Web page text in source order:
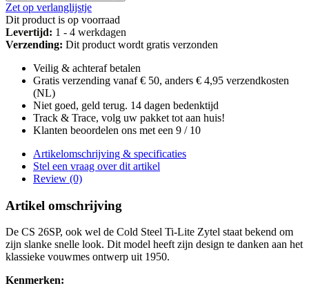
Zet op verlanglijstje
Dit product is op voorraad
Levertijd: 1 - 4 werkdagen
Verzending: Dit product wordt gratis verzonden
Veilig & achteraf betalen
Gratis verzending vanaf € 50, anders € 4,95 verzendkosten
(NL)
Niet goed, geld terug. 14 dagen bedenktijd
Track & Trace, volg uw pakket tot aan huis!
Klanten beoordelen ons met een 9 / 10
Artikelomschrijving & specificaties
Stel een vraag over dit artikel
Review (0)
Artikel omschrijving
De CS 26SP, ook wel de Cold Steel Ti-Lite Zytel staat bekend om
zijn slanke snelle look. Dit model heeft zijn design te danken aan het
klassieke vouwmes ontwerp uit 1950.
Kenmerken: